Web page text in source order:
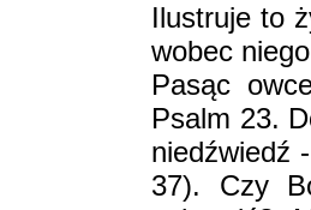
Ilustruje to
wobec
Pasąc
Psalm 23.
niedźwiedź
37). Czy